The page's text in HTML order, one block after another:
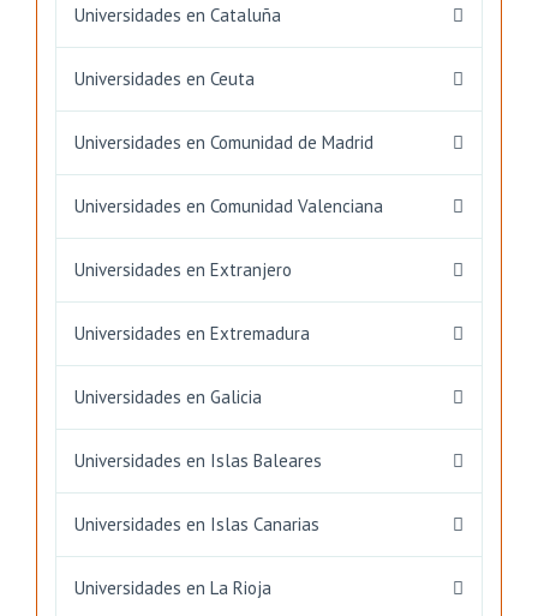
Universidades en Cataluña
Universidades en Ceuta
Universidades en Comunidad de Madrid
Universidades en Comunidad Valenciana
Universidades en Extranjero
Universidades en Extremadura
Universidades en Galicia
Universidades en Islas Baleares
Universidades en Islas Canarias
Universidades en La Rioja